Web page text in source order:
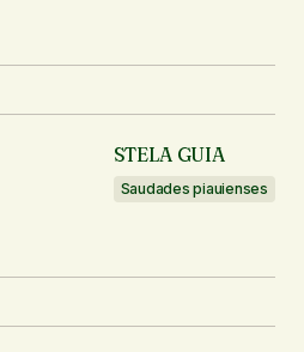
STELA GUIA
Saudades piauienses